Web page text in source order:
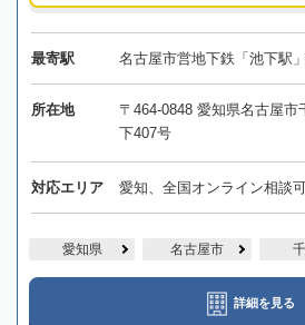
最寄駅 名古屋市営地下鉄「池下駅
所在地
〒464-0848 愛知県名古屋
下407号
対応エリア 愛知、全国オンライン相談
愛知県 名古屋市
詳細を見る